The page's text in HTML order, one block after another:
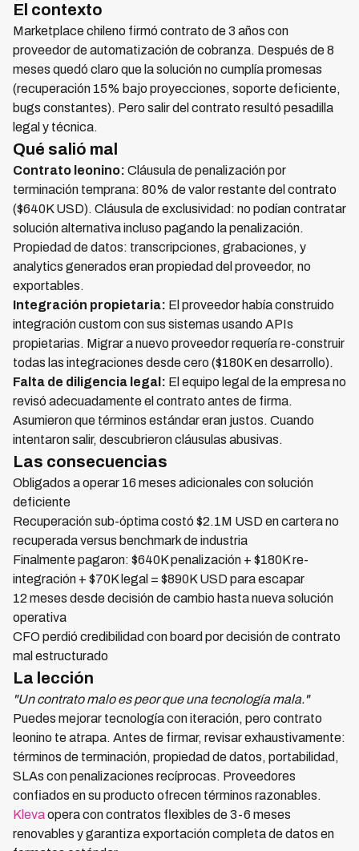
El contexto
Marketplace chileno firmó contrato de 3 años con
proveedor de automatización de cobranza. Después de 8
meses quedó claro que la solución no cumplía promesas
(recuperación 15% bajo proyecciones, soporte deficiente,
bugs constantes). Pero salir del contrato resultó pesadilla
legal y técnica.
Qué salió mal
Contrato leonino: Cláusula de penalización por
terminación temprana: 80% de valor restante del contrato
($640K USD). Cláusula de exclusividad: no podían contratar
solución alternativa incluso pagando la penalización.
Propiedad de datos: transcripciones, grabaciones, y
analytics generados eran propiedad del proveedor, no
exportables.
Integración propietaria: El proveedor había construido
integración custom con sus sistemas usando APIs
propietarias. Migrar a nuevo proveedor requería re-construir
todas las integraciones desde cero ($180K en desarrollo).
Falta de diligencia legal: El equipo legal de la empresa no
revisó adecuadamente el contrato antes de firma.
Asumieron que términos estándar eran justos. Cuando
intentaron salir, descubrieron cláusulas abusivas.
Las consecuencias
Obligados a operar 16 meses adicionales con solución
deficiente
Recuperación sub-óptima costó $2.1M USD en cartera no
recuperada versus benchmark de industria
Finalmente pagaron: $640K penalización + $180K re-
integración + $70K legal = $890K USD para escapar
12 meses desde decisión de cambio hasta nueva solución
operativa
CFO perdió credibilidad con board por decisión de contrato
mal estructurado
La lección
"Un contrato malo es peor que una tecnología mala."
Puedes mejorar tecnología con iteración, pero contrato
leonino te atrapa. Antes de firmar, revisar exhaustivamente:
términos de terminación, propiedad de datos, portabilidad,
SLAs con penalizaciones recíprocas. Proveedores
confiados en su producto ofrecen términos razonables.
Klevaopera con contratos flexibles de 3-6 meses
renovables y garantiza exportación completa de datos en